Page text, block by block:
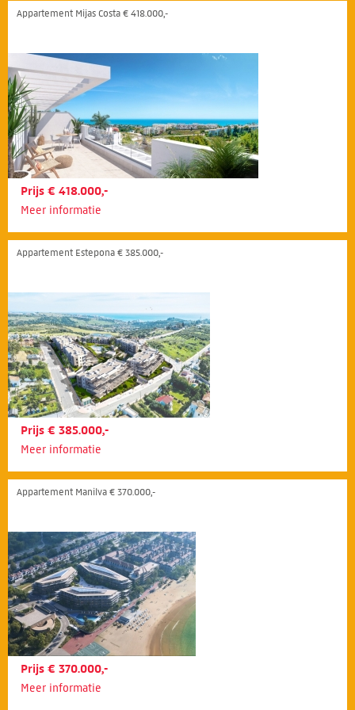
Appartement Mijas Costa € 418.000,-
Prijs € 418.000,-
Meer informatie
Appartement Estepona € 385.000,-
Prijs € 385.000,-
Meer informatie
Appartement Manilva € 370.000,-
Prijs € 370.000,-
Meer informatie